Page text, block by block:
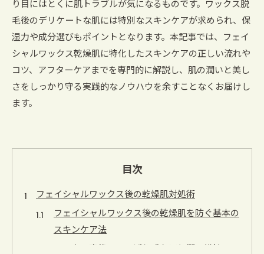
り目にはとくに肌トラブルが気になるものです。ワックス脱
毛後のデリケートな肌には特別なスキンケアが求められ、保
湿力や成分選びもポイントとなります。本記事では、フェイ
シャルワックス乾燥肌に特化したスキンケアの正しい流れや
コツ、アフターケアまでを専門的に解説し、肌の潤いと美し
さをしっかり守る実践的なノウハウを余すことなくお届けし
ます。
目次
フェイシャルワックス後の乾燥肌対処術
フェイシャルワックス後の乾燥肌を防ぐ基本の
スキンケア法